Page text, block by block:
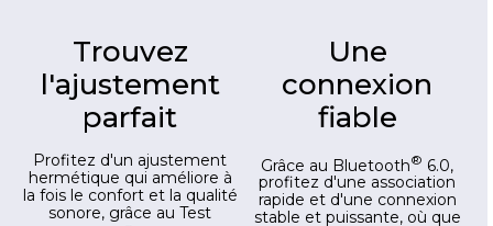
Trouvez
l'ajustement
parfait
Profitez d'un ajustement
hermétique qui améliore à
la fois le confort et la qualité
sonore, grâce au Test
Une
connexion
fiable
Grâce au Bluetooth® 6.0,
profitez d'une association
rapide et d'une connexion
stable et puissante, où que